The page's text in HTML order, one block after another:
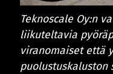
Teknoscale Oy:n
liikuteltavia
viranomaiset että
puolustuskaluston